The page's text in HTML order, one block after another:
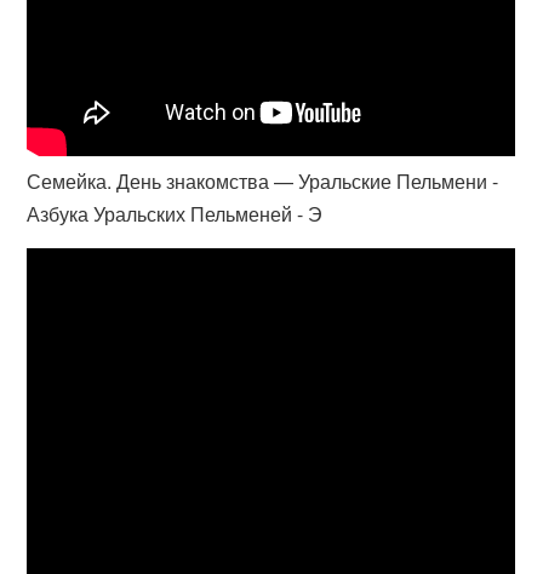
Семейка. День знакомства — Уральские Пельмени -
Азбука Уральских Пельменей - Э